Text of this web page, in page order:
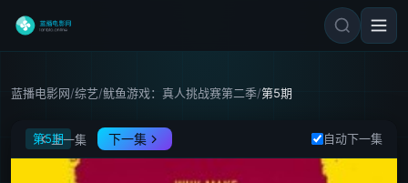
蓝播电影网/综艺/鱿鱼游戏：真人挑战赛第二季/第5期
鱿鱼游戏：真人挑战赛第二季
第5期上一集 下一集 自动下一集